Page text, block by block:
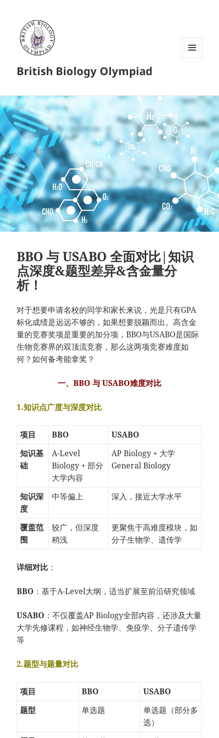
British Biology Olympiad
BBO 与 USABO 全面对比|知识
点深度&题型差异&含金量分
析！
对于想要申请名校的同学和家长来说，光是只有GPA
标化成绩是远远不够的，如果想要脱颖而出。高含金
量的竞赛奖项是重要的加分项，BBO与USABO是国际
生物竞赛界的双顶流竞赛，那么这两项竞赛难度如
何？如何备考能拿奖？
一、BBO 与 USABO难度对比
1.知识点广度与深度对比
项目 BBO
USABO
知识基
础
A-Level
Biology + 部分
大学内容
AP Biology + 大学
General Biology
知识深
度
中等偏上 深入，接近大学水平
覆盖范
围
较广，但深度
稍浅
更聚焦于高难度模块，如
分子生物学、遗传学
详细对比 ：
BBO ：基于A-Level大纲，适当扩展至前沿研究领域
USABO ：不仅覆盖AP Biology全部内容，还涉及大量
大学先修课程，如神经生物学、免疫学、分子遗传学
等
2.题型与题量对比
项目 BBO
USABO
题型
单选题
单选题（部分多
选）